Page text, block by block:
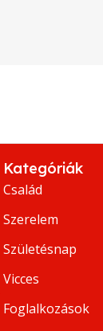
Kategóriák
Család
Szerelem
Születésnap
Vicces
Foglalkozások